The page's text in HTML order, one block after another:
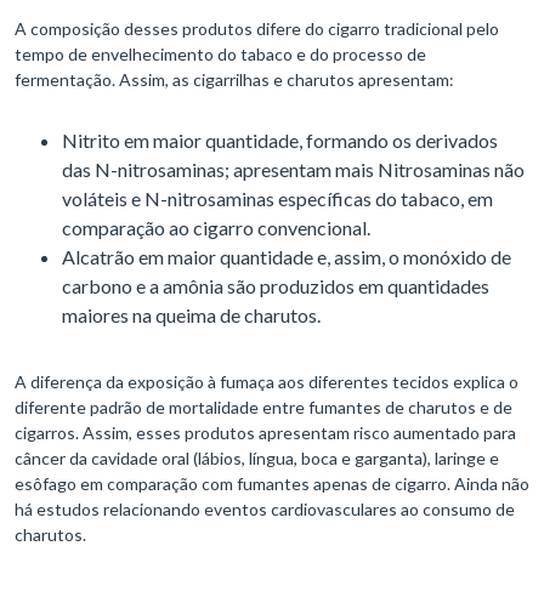
A composição desses produtos difere do cigarro tradicional pelo
tempo de envelhecimento do tabaco e do processo de
fermentação. Assim, as cigarrilhas e charutos apresentam:
Nitrito em maior quantidade, formando os derivados
das N-nitrosaminas; apresentam mais Nitrosaminas não
voláteis e N-nitrosaminas específicas do tabaco, em
comparação ao cigarro convencional.
Alcatrão em maior quantidade e, assim, o monóxido de
carbono e a amônia são produzidos em quantidades
maiores na queima de charutos.
A diferença da exposição à fumaça aos diferentes tecidos explica o
diferente padrão de mortalidade entre fumantes de charutos e de
cigarros. Assim, esses produtos apresentam risco aumentado para
câncer da cavidade oral (lábios, língua, boca e garganta), laringe e
esôfago em comparação com fumantes apenas de cigarro. Ainda não
há estudos relacionando eventos cardiovasculares ao consumo de
charutos.